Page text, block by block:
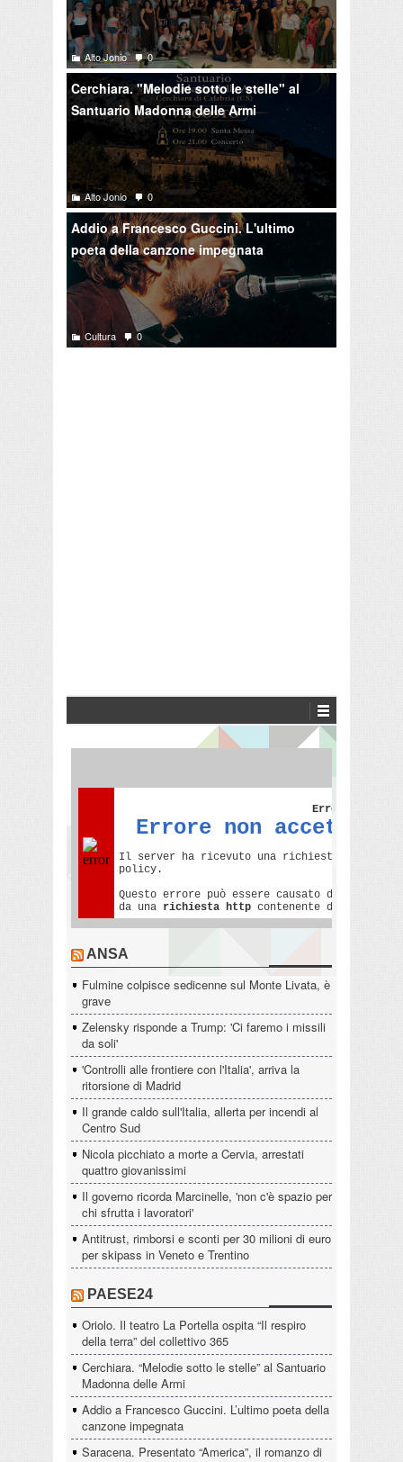
Alto Jonio 0
Cerchiara. "Melodie sotto le stelle" al
Santuario Madonna delle Armi
Alto Jonio 0
Addio a Francesco Guccini. L'ultimo
poeta della canzone impegnata
Cultura 0
ANSA
Fulmine colpisce sedicenne sul Monte Livata, è
grave
Zelensky risponde a Trump: 'Ci faremo i missili
da soli'
'Controlli alle frontiere con l'Italia', arriva la
ritorsione di Madrid
Il grande caldo sull'Italia, allerta per incendi al
Centro Sud
Nicola picchiato a morte a Cervia, arrestati
quattro giovanissimi
Il governo ricorda Marcinelle, 'non c'è spazio per
chi sfrutta i lavoratori'
Antitrust, rimborsi e sconti per 30 milioni di euro
per skipass in Veneto e Trentino
PAESE24
Oriolo. Il teatro La Portella ospita “Il respiro
della terra” del collettivo 365
Cerchiara. “Melodie sotto le stelle” al Santuario
Madonna delle Armi
Addio a Francesco Guccini. L’ultimo poeta della
canzone impegnata
Saracena. Presentato “America”, il romanzo di